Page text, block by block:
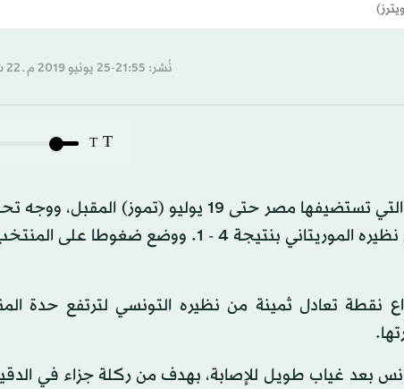
نُشر: 21:55-25 يونيو 2019 م ـ 22 شوّال 1440 هـ
T
T
كشر المنتخب المالي عن أنيابه في بطولة أمم أفريقيا التي تستضيفها مصر حتى 19 يوليو
إلى منافسيه بالمجموعة الخامسة بانتصاره الكبير على نظيره الموريتاني بنتيجة 4 - 1.
نقطة تعادل ثمينة من نظيره التونسي لترتفع حدة